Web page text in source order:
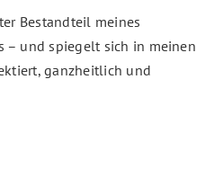
Bestandteil meines
– und spiegelt sich in meinen
ganzheitlich und